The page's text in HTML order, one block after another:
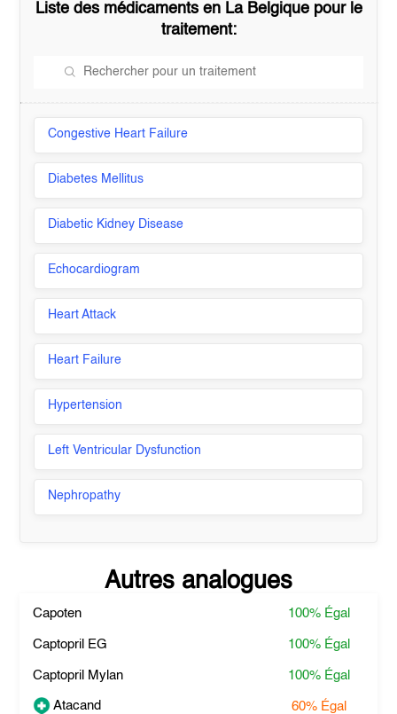
Liste des médicaments en La Belgiquepour le
traitement:
Congestive Heart Failure
Diabetes Mellitus
Diabetic Kidney Disease
Echocardiogram
Heart Attack
Heart Failure
Hypertension
Left Ventricular Dysfunction
Nephropathy
Autres analogues
Capoten 100% Égal
Captopril EG 100% Égal
Captopril Mylan 100% Égal
Atacand 60% Égal